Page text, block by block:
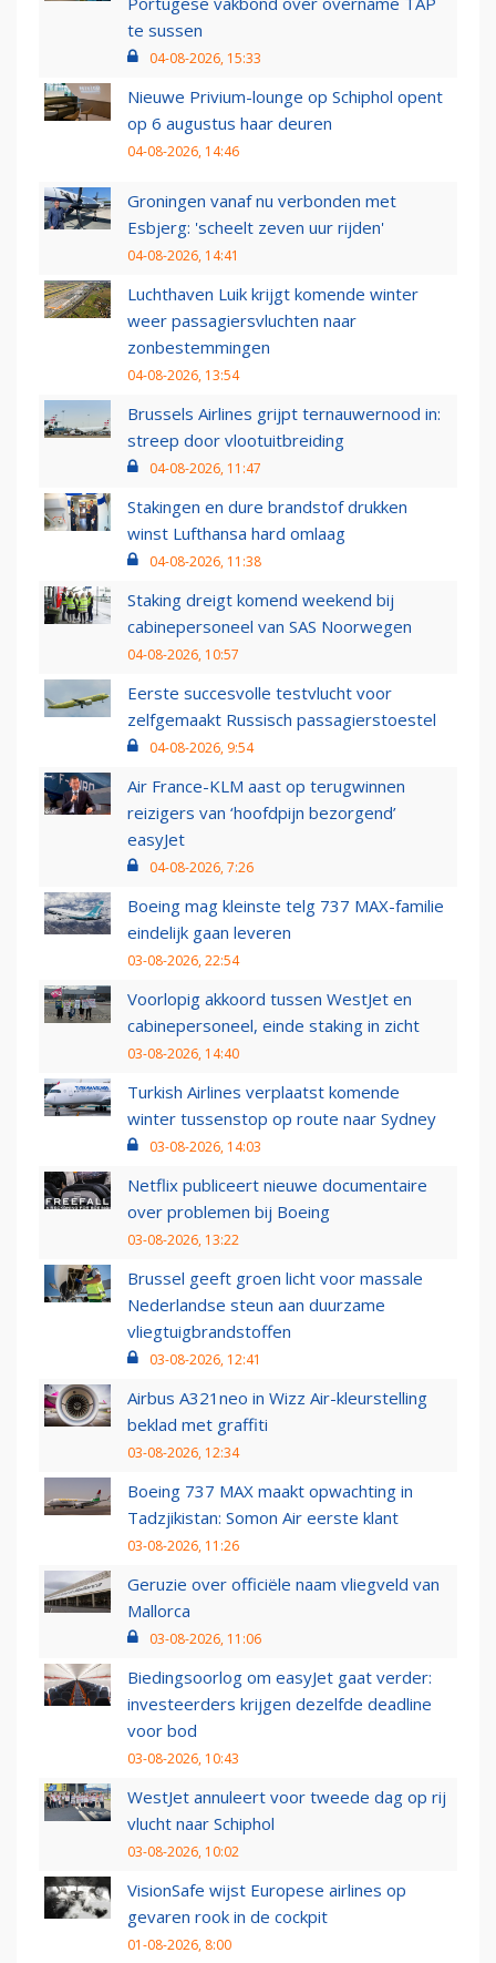
te sussen
04-08-2026, 15:33
Nieuwe Privium-lounge op Schiphol opent
op 6 augustus haar deuren
04-08-2026, 14:46
Groningen vanaf nu verbonden met
Esbjerg: 'scheelt zeven uur rijden'
04-08-2026, 14:41
Luchthaven Luik krijgt komende winter
weer passagiersvluchten naar
zonbestemmingen
04-08-2026, 13:54
Brussels Airlines grijpt ternauwernood in:
streep door vlootuitbreiding
04-08-2026, 11:47
Stakingen en dure brandstof drukken
winst Lufthansa hard omlaag
04-08-2026, 11:38
Staking dreigt komend weekend bij
cabinepersoneel van SAS Noorwegen
04-08-2026, 10:57
Eerste succesvolle testvlucht voor
zelfgemaakt Russisch passagierstoestel
04-08-2026, 9:54
Air France-KLM aast op terugwinnen
reizigers van ‘hoofdpijn bezorgend’
easyJet
04-08-2026, 7:26
Boeing mag kleinste telg 737 MAX-familie
eindelijk gaan leveren
03-08-2026, 22:54
Voorlopig akkoord tussen WestJet en
cabinepersoneel, einde staking in zicht
03-08-2026, 14:40
Turkish Airlines verplaatst komende
winter tussenstop op route naar Sydney
03-08-2026, 14:03
Netflix publiceert nieuwe documentaire
over problemen bij Boeing
03-08-2026, 13:22
Brussel geeft groen licht voor massale
Nederlandse steun aan duurzame
vliegtuigbrandstoffen
03-08-2026, 12:41
Airbus A321neo in Wizz Air-kleurstelling
beklad met graffiti
03-08-2026, 12:34
Boeing 737 MAX maakt opwachting in
Tadzjikistan: Somon Air eerste klant
03-08-2026, 11:26
Geruzie over officiële naam vliegveld van
Mallorca
03-08-2026, 11:06
Biedingsoorlog om easyJet gaat verder:
investeerders krijgen dezelfde deadline
voor bod
03-08-2026, 10:43
WestJet annuleert voor tweede dag op rij
vlucht naar Schiphol
03-08-2026, 10:02
VisionSafe wijst Europese airlines op
gevaren rook in de cockpit
01-08-2026, 8:00